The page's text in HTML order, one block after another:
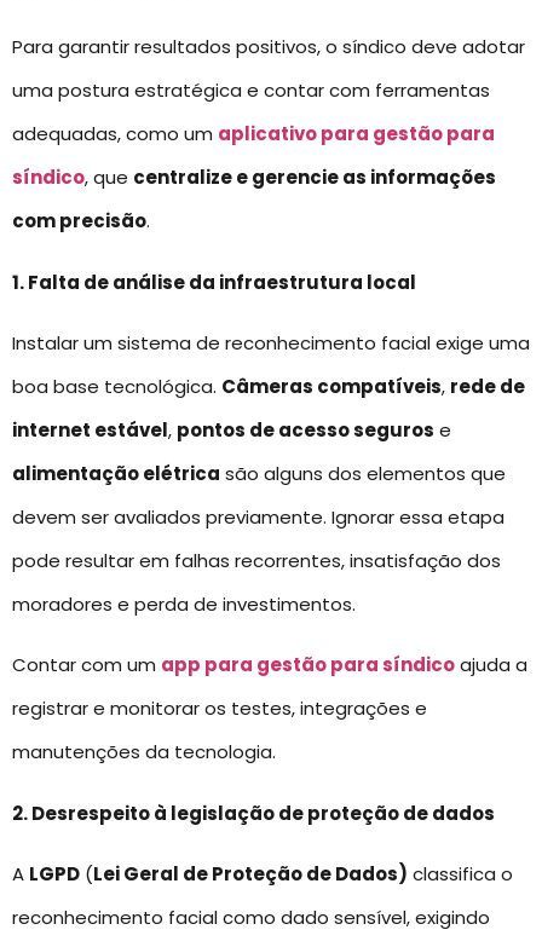
Para garantir resultados positivos, o síndico deve adotar
uma postura estratégica e contar com ferramentas
adequadas, como um aplicativo para gestão para
síndico, que centralize e gerencie as informações
com precisão.
1. Falta de análise da infraestrutura local
Instalar um sistema de reconhecimento facial exige uma
boa base tecnológica. Câmeras compatíveis, rede de
internet estável, pontos de acesso seguros e
alimentação elétrica são alguns dos elementos que
devem ser avaliados previamente. Ignorar essa etapa
pode resultar em falhas recorrentes, insatisfação dos
moradores e perda de investimentos.
Contar com um app para gestão para síndicoajuda a
registrar e monitorar os testes, integrações e
manutenções da tecnologia.
2. Desrespeito à legislação de proteção de dados
A LGPD (Lei Geral de Proteção de Dados) classifica o
reconhecimento facial como dado sensível, exigindo